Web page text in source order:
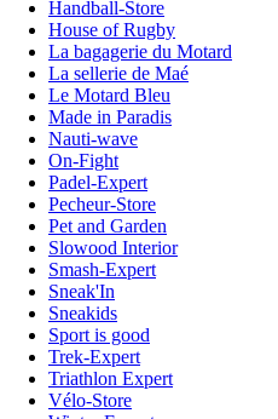
Handball-Store
House of Rugby
La bagagerie du Motard
La sellerie de Maé
Le Motard Bleu
Made in Paradis
Nauti-wave
On-Fight
Padel-Expert
Pecheur-Store
Pet and Garden
Slowood Interior
Smash-Expert
Sneak'In
Sneakids
Sport is good
Trek-Expert
Triathlon Expert
Vélo-Store